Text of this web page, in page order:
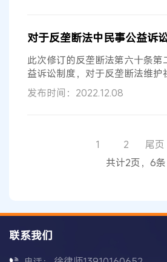
对于反垄断法中民事公益诉
此次修订的反垄断法第六十条第
益诉讼制度，对于反垄断法维护
进市场经济健康发展等立法目的提
发布时间：2022.12.08
1 2
尾页
共计2页，6条
联系我们